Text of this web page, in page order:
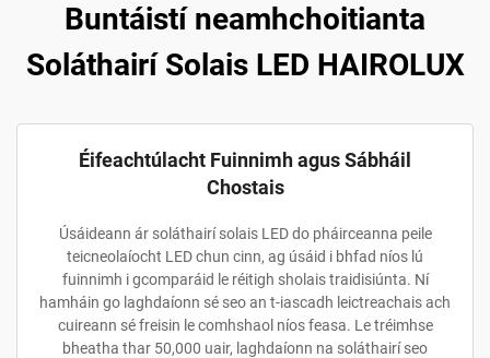
Buntáistí neamhchoitianta
Soláthairí Solais LED HAIROLUX
Éifeachtúlacht Fuinnimh agus Sábháil
Chostais
Úsáideann ár soláthairí solais LED do pháirceanna peile
teicneolaíocht LED chun cinn, ag úsáid i bhfad níos lú
fuinnimh i gcomparáid le réitigh sholais traidisiúnta. Ní
hamháin go laghdaíonn sé seo an t-iascadh leictreachais ach
cuireann sé freisin le comhshaol níos feasa. Le tréimhse
bheatha thar 50,000 uair, laghdaíonn na soláthairí seo